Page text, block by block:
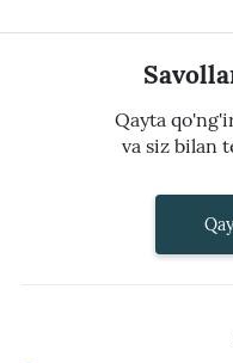
Qayta
va siz bilan